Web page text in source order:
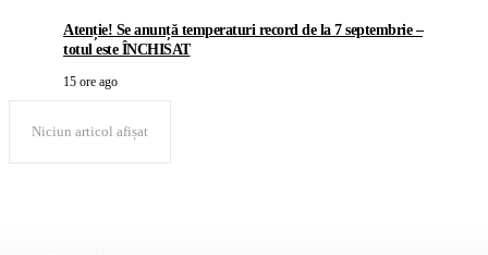
Atenție! Se anunță temperaturi record de la 7 septembrie –
totul este ÎNCHISAT
15 ore ago
Niciun articol afișat